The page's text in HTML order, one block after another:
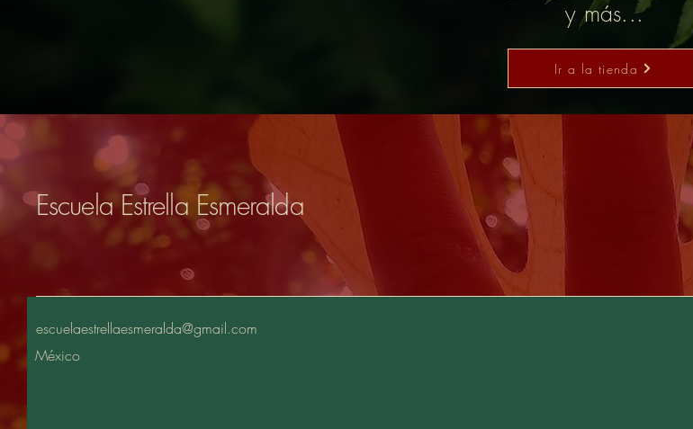
Ir a la tienda
y más...
Escuela Estrella Esmeralda
escuelaestrellaesmeralda@gmail.com
México